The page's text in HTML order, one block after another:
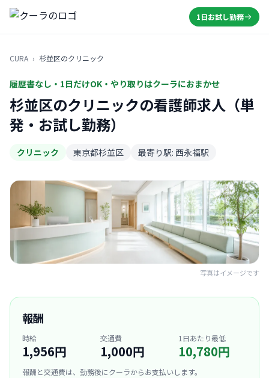
1日お試し勤務
CURA › 杉並区のクリニック
履歴書なし・1日だけOK・やり取りはクーラにおまかせ
杉並区のクリニックの看護師求人（単
発・お試し勤務）
クリニック 東京都杉並区 最寄り駅: 西永福駅
写真はイメージです
報酬
時給
1,956円
交通費
1,000円
1日あたり最低
10,780円
報酬と交通費は、勤務後にクーラからお支払いします。